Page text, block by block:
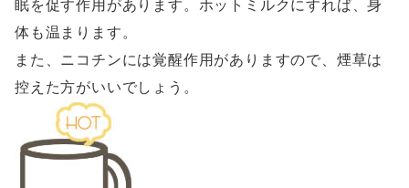
眠を促す作用があります。ホットミルクにすれば、身
体も温まります。
また、ニコチンには覚醒作用がありますので、煙草は
控えた方がいいでしょう。